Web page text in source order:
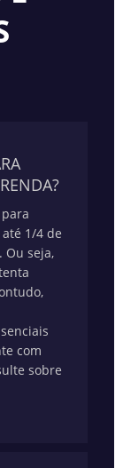
1/4 de
Ou seja,
com
sobre